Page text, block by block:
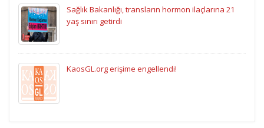
Sağlık Bakanlığı, transların hormon ilaçlarına 21
yaş sınırı getirdi
KaosGL.org erişime engellendi!